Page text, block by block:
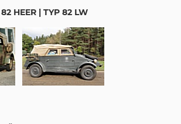
HEER | TYP 82 LW